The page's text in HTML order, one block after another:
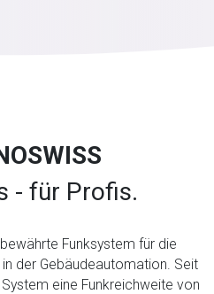
- für Profis.
Funksystem für die
der Gebäudeautomation. Seit
eine Funkreichweite von